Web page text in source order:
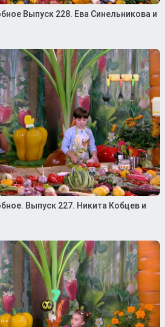
Выпуск 228. Ева Синельникова и
Выпуск 227. Никита Кобцев и